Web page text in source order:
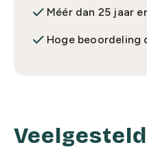
done Méér dan 25 jaar
done Hoge beoordeling